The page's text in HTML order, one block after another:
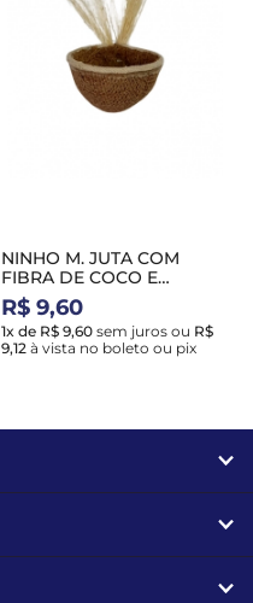
NINHO M. JUTA COM
FIBRA DE COCO E
RABICHO - HADASSA
NH10
R$ 9,60
1x de R$ 9,60 sem juros ou R$
9,12 à vista no boleto ou pix